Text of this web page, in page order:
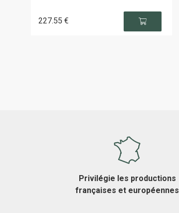
227.55 €
Privilégie les productions
françaises et européennes